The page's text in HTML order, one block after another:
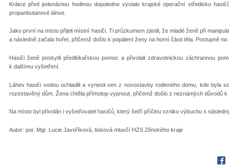
Krátce před jedenáctou hodinou dopoledne vyslalo krajské operační středisko
propanbutanové láhve.
Jako první na místo přijeli místní hasiči. Ti průzkumem zjistili, že mladé ženě při
a následně začala hořet, přičemž došlo k popálení ženy na horní části těla. Postupně
Hasiči ženě poskytli předlékařskou pomoc a přivolali zdravotnickou záchrannou
k dalšímu vyšetření.
Láhev hasiči vodou ochladili a vynesli ven z novostavby rodinného domu, kde byla
rozestavěný dům. Žena chtěla přímotop vypnout, přičemž došlo z neznámých důvodů
Na místo byl přivolán i vyšetřovatel hasičů, který šetří příčinu vzniku výbuchu s
Autor: por. Mgr. Lucie Javoříková, tisková mluvčí HZS Zlínského kraje